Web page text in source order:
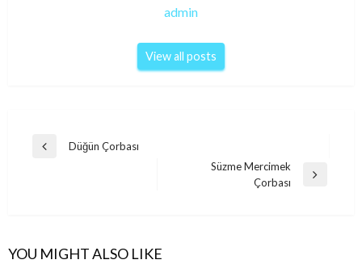
admin
View all posts
Post
Previous
Düğün Çorbası
Süzme Mercimek
Çorbası
YOU MIGHT ALSO LIKE